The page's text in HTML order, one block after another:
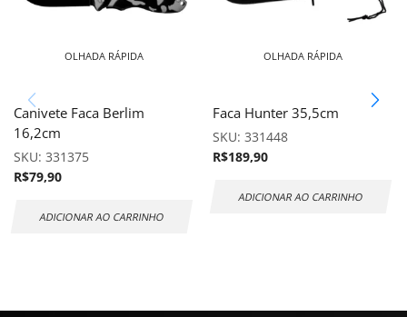
OLHADA RÁPIDA
Canivete Faca Berlim
16,2cm
SKU: 331375
R$79,90
ADICIONAR AO CARRINHO
OLHADA RÁPIDA
Faca Hunter 35,5cm
SKU: 331448
R$189,90
ADICIONAR AO CARRINHO